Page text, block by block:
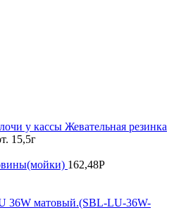
у кассы Жевательная резинка
15,5г
162,48Р
36W матовый.(SBL-LU-36W-